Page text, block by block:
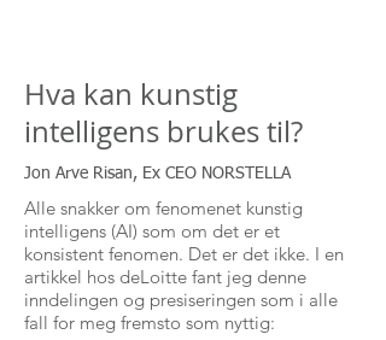
Hva kan kunstig
intelligens brukes til?
Jon Arve Risan, Ex CEO NORSTELLA
Alle snakker om fenomenet kunstig
intelligens (AI) som om det er et
konsistent fenomen. Det er det ikke. I en
artikkel hos deLoitte fant jeg denne
inndelingen og presiseringen som i alle
fall for meg fremsto som nyttig: